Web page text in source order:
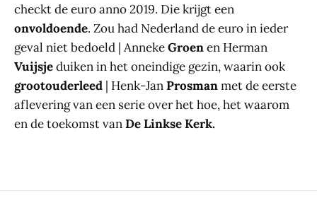
checkt de euro anno 2019. Die krijgt een
onvoldoende. Zou had Nederland de euro in ieder
geval niet bedoeld | AnnekeGroenen Herman
Vuijsjeduiken in het oneindige gezin, waarin ook
grootouderleed | Henk-JanProsmanmet de eerste
aflevering van een serie over het hoe, het waarom
en de toekomst vanDe Linkse Kerk.